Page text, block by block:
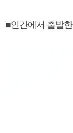
■인간에서 출발